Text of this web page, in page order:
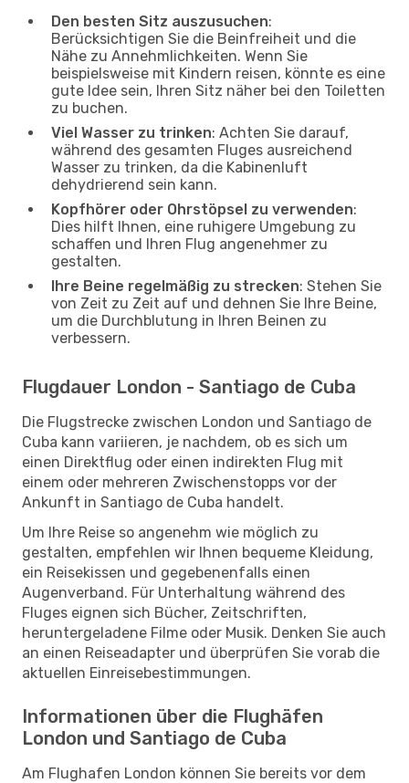
Den besten Sitz auszusuchen:
Berücksichtigen Sie die Beinfreiheit und die
Nähe zu Annehmlichkeiten. Wenn Sie
beispielsweise mit Kindern reisen, könnte es eine
gute Idee sein, Ihren Sitz näher bei den Toiletten
zu buchen.
Viel Wasser zu trinken: Achten Sie darauf,
während des gesamten Fluges ausreichend
Wasser zu trinken, da die Kabinenluft
dehydrierend sein kann.
Kopfhörer oder Ohrstöpsel zu verwenden:
Dies hilft Ihnen, eine ruhigere Umgebung zu
schaffen und Ihren Flug angenehmer zu
gestalten.
Ihre Beine regelmäßig zu strecken: Stehen Sie
von Zeit zu Zeit auf und dehnen Sie Ihre Beine,
um die Durchblutung in Ihren Beinen zu
verbessern.
Flugdauer London - Santiago de Cuba
Die Flugstrecke zwischen London und Santiago de
Cuba kann variieren, je nachdem, ob es sich um
einen Direktflug oder einen indirekten Flug mit
einem oder mehreren Zwischenstopps vor der
Ankunft in Santiago de Cuba handelt.
Um Ihre Reise so angenehm wie möglich zu
gestalten, empfehlen wir Ihnen bequeme Kleidung,
ein Reisekissen und gegebenenfalls einen
Augenverband. Für Unterhaltung während des
Fluges eignen sich Bücher, Zeitschriften,
heruntergeladene Filme oder Musik. Denken Sie auch
an einen Reiseadapter und überprüfen Sie vorab die
aktuellen Einreisebestimmungen.
Informationen über die Flughäfen
London und Santiago de Cuba
Am Flughafen London können Sie bereits vor dem